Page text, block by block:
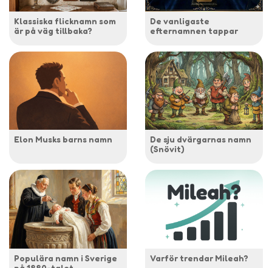
Klassiska flicknamn som
är på väg tillbaka?
De vanligaste
efternamnen tappar
Elon Musks barns namn
De sju dvärgarnas namn
(Snövit)
Populära namn i Sverige
Varför trendar Mileah?